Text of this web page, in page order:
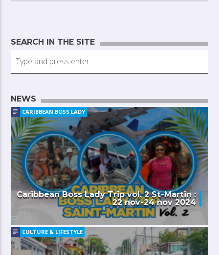
SEARCH IN THE SITE
NEWS
CARIBBEAN BOSS LADY
Caribbean Boss Lady Trip vol. 2 St-Martin :
22 nov-24 nov 2024
CULTURE & LIFESTYLE